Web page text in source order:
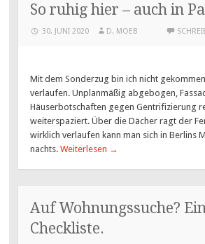
So ruhig hier – auch in
30. JUNI 2020 D. MOEB
Mit dem Sonderzug bin ich nicht
verlaufen. Unplanmäßig abgebogen,
Häuserbotschaften gegen Gentrifizierung
weiterspaziert. Über die Dächer ragt der
wirklich verlaufen kann man sich in Berlins
nachts.Weiterlesen →
Auf Wohnungssuche?
Checkliste.